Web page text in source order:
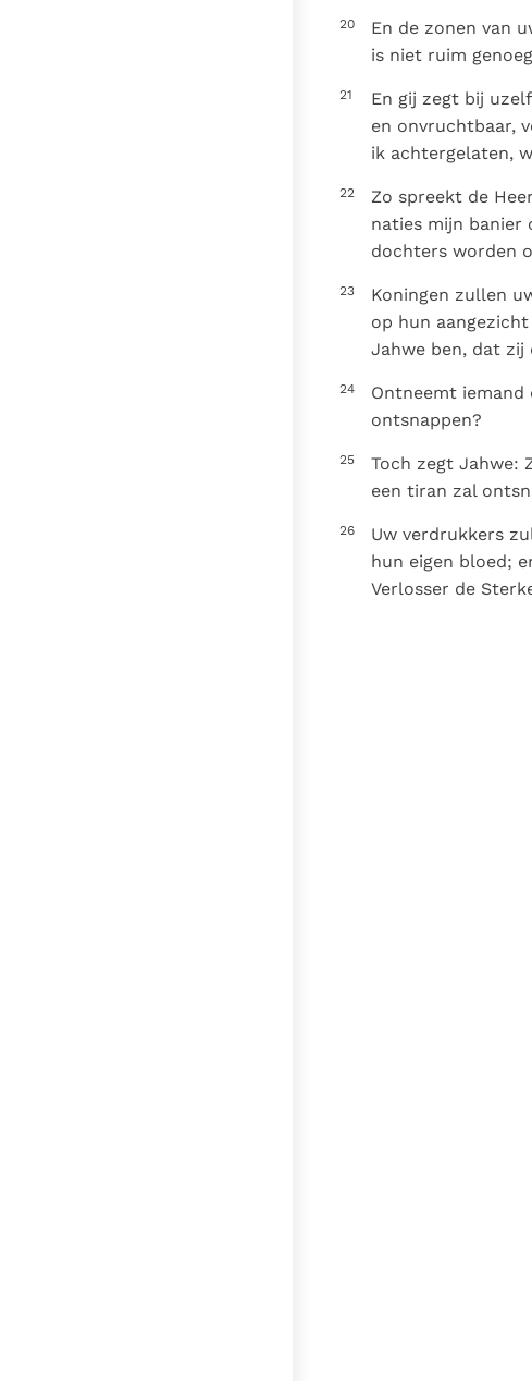
20
En de zonen van
is niet ruim
21
En gij zegt bij
en onvruchtbaar,
ik achtergelaten,
22
Zo spreekt de
naties mijn banier
dochters worden
23
Koningen zullen
op hun
Jahwe ben, dat
24
Ontneemt iemand
ontsnappen?
25
Toch zegt Jahwe:
een tiran zal
26
Uw verdrukkers
hun eigen bloed;
Verlosser de